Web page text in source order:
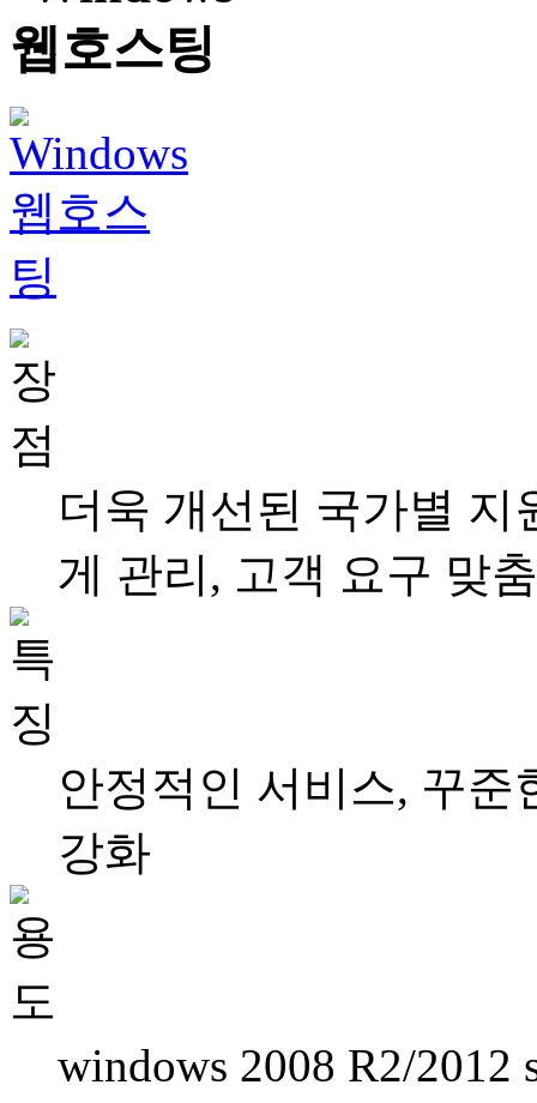
더욱 개선된 국가별 지
게 관리, 고객 요구 맞
안정적인 서비스, 꾸
강화
windows 2008 R2/2012